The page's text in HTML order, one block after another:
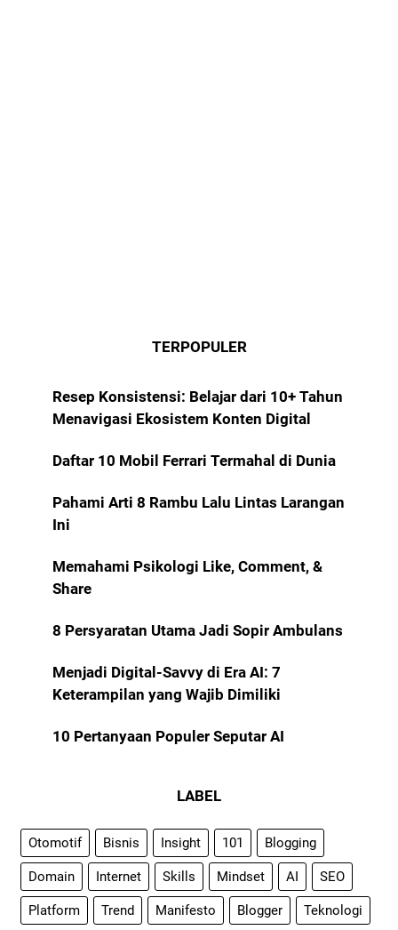
TERPOPULER
Resep Konsistensi: Belajar dari 10+ Tahun
Menavigasi Ekosistem Konten Digital
Daftar 10 Mobil Ferrari Termahal di Dunia
Pahami Arti 8 Rambu Lalu Lintas Larangan
Ini
Memahami Psikologi Like, Comment, &
Share
8 Persyaratan Utama Jadi Sopir Ambulans
Menjadi Digital-Savvy di Era AI: 7
Keterampilan yang Wajib Dimiliki
10 Pertanyaan Populer Seputar AI
LABEL
Otomotif Bisnis Insight 101 Blogging
Domain Internet Skills Mindset AI SEO
Platform Trend Manifesto Blogger Teknologi